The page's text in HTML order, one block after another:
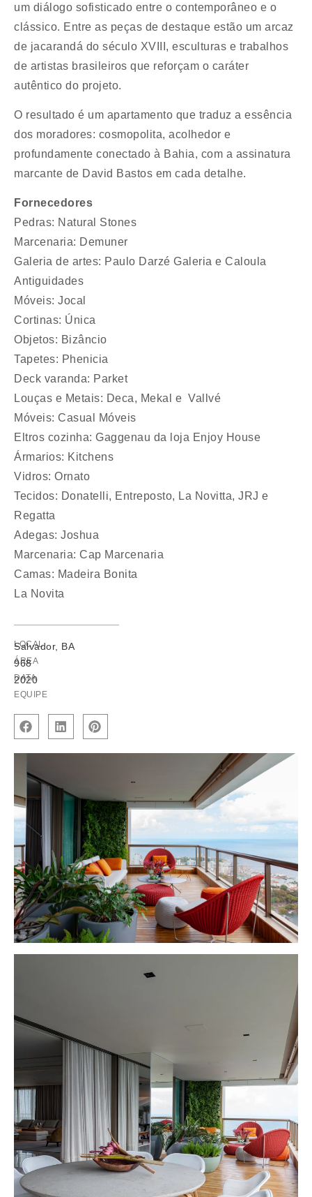
um diálogo sofisticado entre o contemporâneo e o
clássico. Entre as peças de destaque estão um arcaz
de jacarandá do século XVIII, esculturas e trabalhos
de artistas brasileiros que reforçam o caráter
autêntico do projeto.
O resultado é um apartamento que traduz a essência
dos moradores: cosmopolita, acolhedor e
profundamente conectado à Bahia, com a assinatura
marcante de David Bastos em cada detalhe.
Fornecedores
Pedras: Natural Stones
Marcenaria: Demuner
Galeria de artes: Paulo Darzé Galeria e Caloula
Antiguidades
Móveis: Jocal
Cortinas: Única
Objetos: Bizâncio
Tapetes: Phenicia
Deck varanda: Parket
Louças e Metais: Deca, Mekal e Vallvé
Móveis: Casual Móveis
Eltros cozinha: Gaggenau da loja Enjoy House
Ármarios: Kitchens
Vidros: Ornato
Tecidos: Donatelli, Entreposto, La Novitta, JRJ e
Regatta
Adegas: Joshua
Marcenaria: Cap Marcenaria
Camas: Madeira Bonita
La Novita
LOCAL
Salvador, BA
ÁREA
968
DATA
2020
EQUIPE